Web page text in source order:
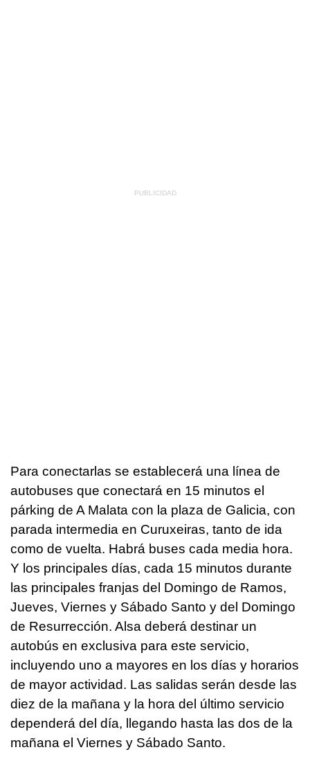
Para conectarlas se establecerá una línea de
autobuses que conectará en 15 minutos el
párking de A Malata con la plaza de Galicia, con
parada intermedia en Curuxeiras, tanto de ida
como de vuelta. Habrá buses cada media hora.
Y los principales días, cada 15 minutos durante
las principales franjas del Domingo de Ramos,
Jueves, Viernes y Sábado Santo y del Domingo
de Resurrección. Alsa deberá destinar un
autobús en exclusiva para este servicio,
incluyendo uno a mayores en los días y horarios
de mayor actividad. Las salidas serán desde las
diez de la mañana y la hora del último servicio
dependerá del día, llegando hasta las dos de la
mañana el Viernes y Sábado Santo.